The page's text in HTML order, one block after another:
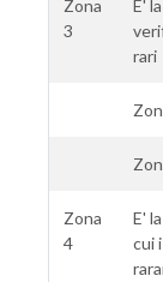
Zona
3
E'
rari
Zona
4
E'
cui